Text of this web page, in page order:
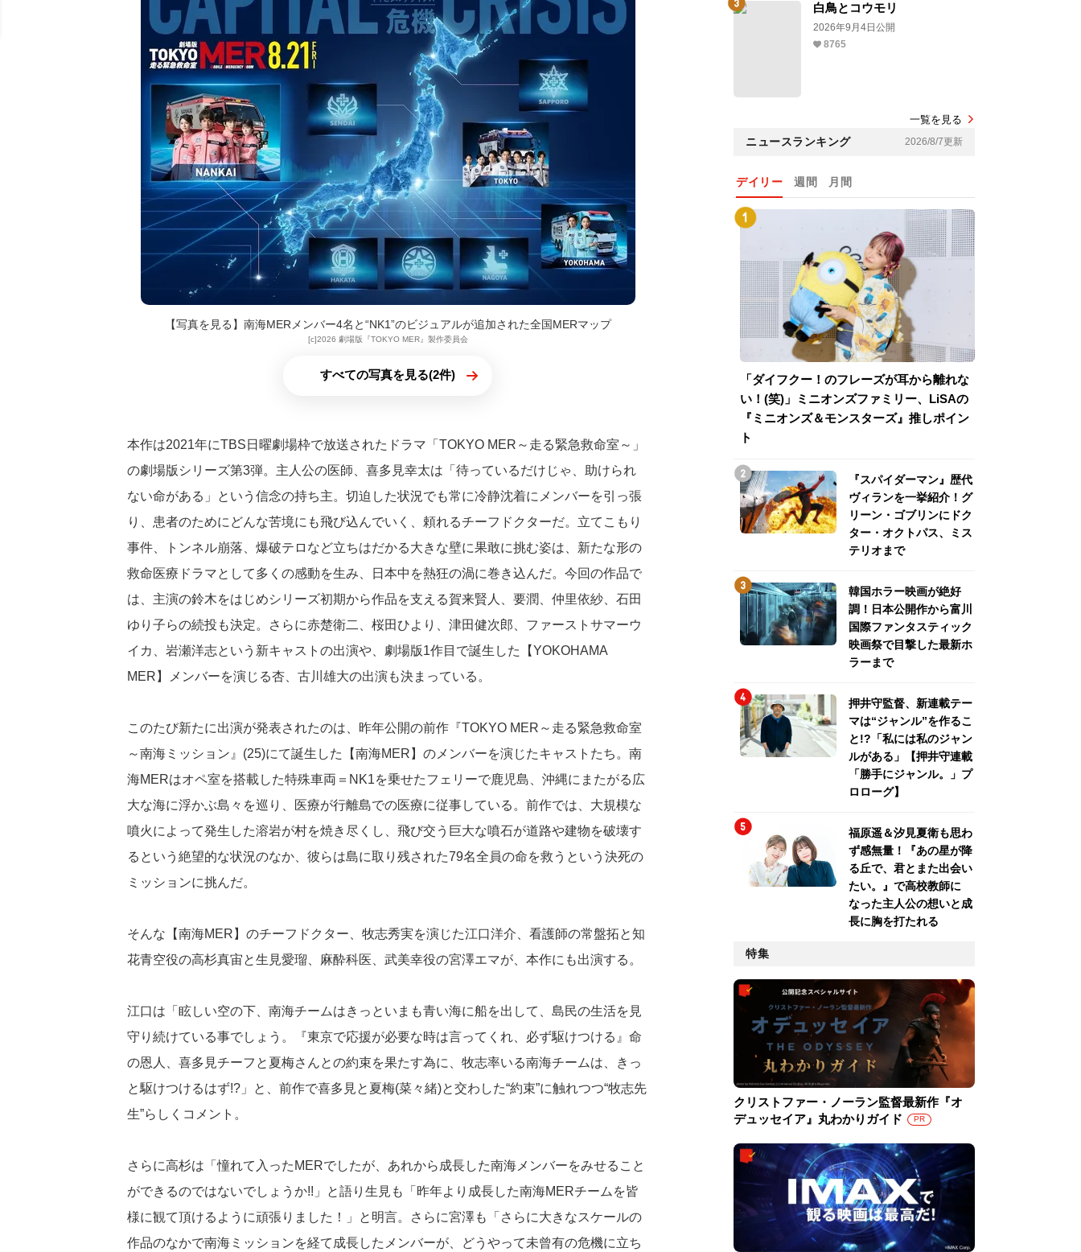
【写真を見る】南海MERメンバー4名と“NK1”のビジュアルが追加された全国MERマップ
[c]2026 劇場版『TOKYO MER』製作委員会
すべての写真を見る(2件)
本作は2021年にTBS日曜劇場枠で放送されたドラマ「TOKYO MER～走る緊急救命室～」
の劇場版シリーズ第3弾。主人公の医師、喜多見幸太は「待っているだけじゃ、助けられ
ない命がある」という信念の持ち主。切迫した状況でも常に冷静沈着にメンバーを引っ張
り、患者のためにどんな苦境にも飛び込んでいく、頼れるチーフドクターだ。立てこもり
事件、トンネル崩落、爆破テロなど立ちはだかる大きな壁に果敢に挑む姿は、新たな形の
救命医療ドラマとして多くの感動を生み、日本中を熱狂の渦に巻き込んだ。今回の作品で
は、主演の鈴木をはじめシリーズ初期から作品を支える賀来賢人、要潤、仲里依紗、石田
ゆり子らの続投も決定。さらに赤楚衛二、桜田ひより、津田健次郎、ファーストサマーウ
イカ、岩瀬洋志という新キャストの出演や、劇場版1作目で誕生した【YOKOHAMA
MER】メンバーを演じる杏、古川雄大の出演も決まっている。
このたび新たに出演が発表されたのは、昨年公開の前作『TOKYO MER～走る緊急救命室
～南海ミッション』(25)にて誕生した【南海MER】のメンバーを演じたキャストたち。南
海MERはオペ室を搭載した特殊車両＝NK1を乗せたフェリーで鹿児島、沖縄にまたがる広
大な海に浮かぶ島々を巡り、医療が行離島での医療に従事している。前作では、大規模な
噴火によって発生した溶岩が村を焼き尽くし、飛び交う巨大な噴石が道路や建物を破壊す
るという絶望的な状況のなか、彼らは島に取り残された79名全員の命を救うという決死の
ミッションに挑んだ。
そんな【南海MER】のチーフドクター、牧志秀実を演じた江口洋介、看護師の常盤拓と知
花青空役の高杉真宙と生見愛瑠、麻酔科医、武美幸役の宮澤エマが、本作にも出演する。
江口は「眩しい空の下、南海チームはきっといまも青い海に船を出して、島民の生活を見
守り続けている事でしょう。『東京で応援が必要な時は言ってくれ、必ず駆けつける』命
の恩人、喜多見チーフと夏梅さんとの約束を果たす為に、牧志率いる南海チームは、きっ
と駆けつけるはず!?」と、前作で喜多見と夏梅(菜々緒)と交わした“約束”に触れつつ“牧志先
生”らしくコメント。
さらに高杉は「憧れて入ったMERでしたが、あれから成長した南海メンバーをみせること
ができるのではないでしょうか!!」と語り生見も「昨年より成長した南海MERチームを皆
様に観て頂けるように頑張りました！」と明言。さらに宮澤も「さらに大きなスケールの
作品のなかで南海ミッションを経て成長したメンバーが、どうやって未曾有の危機に立ち
白鳥とコウモリ
2026年9月4日公開
8765
一覧を見る
ニュースランキング 2026/8/7更新
デイリー 週間 月間
「ダイフクー！のフレーズが耳から離れな
い！(笑)」ミニオンズファミリー、LiSAの
『ミニオンズ＆モンスターズ』推しポイン
ト
『スパイダーマン』歴代
ヴィランを一挙紹介！グ
リーン・ゴブリンにドク
ター・オクトパス、ミス
テリオまで
韓国ホラー映画が絶好
調！日本公開作から富川
国際ファンタスティック
映画祭で目撃した最新ホ
ラーまで
押井守監督、新連載テー
マは“ジャンル”を作るこ
と!?「私には私のジャン
ルがある」【押井守連載
「勝手にジャンル。」プ
ロローグ】
福原遥＆汐見夏衛も思わ
ず感無量！『あの星が降
る丘で、君とまた出会い
たい。』で高校教師に
なった主人公の想いと成
長に胸を打たれる
特集
クリストファー・ノーラン監督最新作『オ
デュッセイア』丸わかりガイド
PR